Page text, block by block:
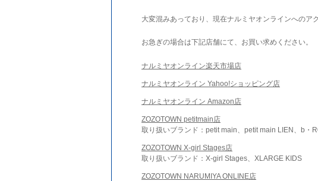
大変混みあっており、現在ナルミヤオンラインへのア
お急ぎの場合は下記店舗にて、お買い求めください。
ナルミヤオンライン楽天市場店
ナルミヤオンライン Yahoo!ショッピング店
ナルミヤオンライン Amazon店
ZOZOTOWN petitmain店
取り扱いブランド：petit main、petit main LIEN、b・
ZOZOTOWN X-girl Stages店
取り扱いブランド：X-girl Stages、XLARGE KIDS
ZOZOTOWN NARUMIYA ONLINE店